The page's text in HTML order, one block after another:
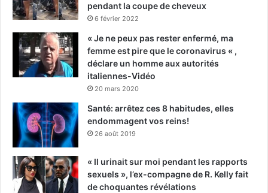
pendant la coupe de cheveux
6 février 2022
« Je ne peux pas rester enfermé, ma
femme est pire que le coronavirus « ,
déclare un homme aux autorités
italiennes-Vidéo
20 mars 2020
Santé: arrêtez ces 8 habitudes, elles
endommagent vos reins!
26 août 2019
« Il urinait sur moi pendant les rapports
sexuels », l’ex-compagne de R. Kelly fait
de choquantes révélations